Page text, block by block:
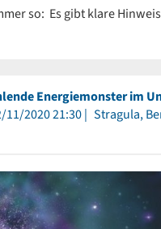
so: Es gibt klare
Energiemonster im
11/2020 21:30
Stragula,